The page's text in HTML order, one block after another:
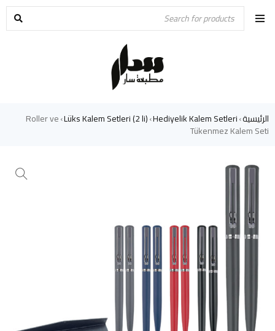
الرئيسية›
Hediyelik Kalem Setleri
›
Lüks Kalem Setleri (2 li)
›
Roller ve
Tükenmez Kalem Seti